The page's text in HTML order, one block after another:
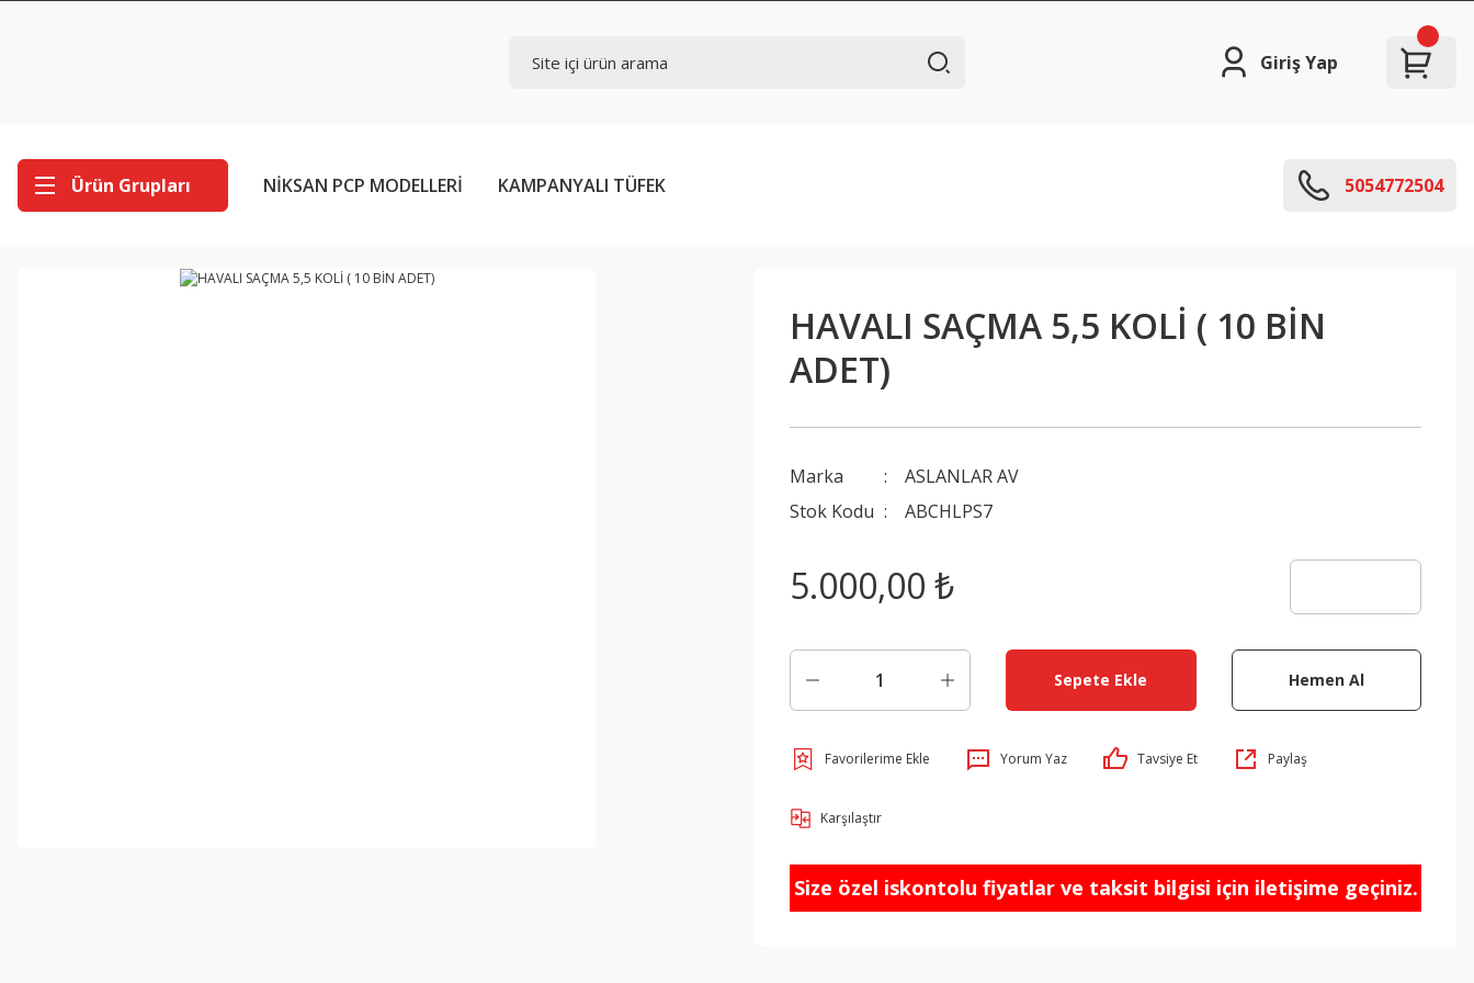
Giriş Yap
Ürün Grupları NİKSAN PCP MODELLERİ KAMPANYALI TÜFEK 5054772504
HAVALI SAÇMA 5,5 KOLİ ( 10 BİN
ADET)
Marka
ASLANLAR AV
Stok Kodu
ABCHLPS7
5.000,00 ₺
Sepete Ekle Hemen Al
Yorum Yaz Tavsiye Et Paylaş
Karşılaştır
Size özel iskontolu fiyatlar ve taksit bilgisi için iletişime geçiniz.